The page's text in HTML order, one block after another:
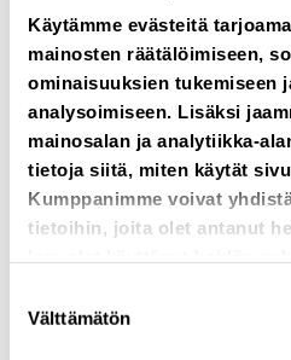
Käytämme evästeitä
mainosten räätälöimiseen,
ominaisuuksien tukemiseen
analysoimiseen. Lisäksi
mainosalan ja analytiikka-
tietoja siitä, miten käytät
Kumppanimme voivat
tietoihin, joita olet antanut
valinta
Välttämätön
Jälleenrakentamisen on
ilmaston ja ympäristön
Sen pitää olla kannattavaa
Tanalle ja
Vaikka kierrätettävien
vaihtelevat, jälleenrakennus
koneen hankintaa edullisempi
Jälleenrakentamisessa